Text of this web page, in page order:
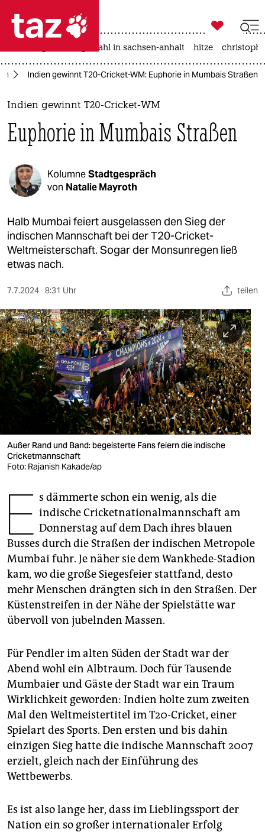
 taz zahl ich
taz zahl ich
themen
politik
öko
gesellschaft
kultur
sport
berlin
nord
wahrheit
verlag
verlag
veranstaltungen
fragen & hilfe
unterstützen
genossenschaft
epaper login

taz zahl ich
landtagswahl in sachsen-anhalt hitze
Indien gewinnt T20-Cricket-WM: Euphorie in Mumbais Straßen
Indien gewinnt T20-Cricket-WM
Euphorie in Mumbais Straßen
KolumneStadtgespräch
von Natalie Mayroth
Halb Mumbai feiert ausgelassen den Sieg der
indischen Mannschaft bei der T20-Cricket-
Weltmeisterschaft. Sogar der Monsunregen ließ
etwas nach.
7.7.2024 8:31 Uhr teilen
Außer Rand und Band: begeisterte Fans feiern die indische
Cricketmannschaft
Foto: Rajanish Kakade/ap
E s dämmerte schon ein wenig, als die
indische Cricket­nationalmannschaft am
Donnerstag auf dem Dach ihres blauen
Busses durch die Straßen der indischen Metropole
Mumbai fuhr. Je näher sie dem Wankhede-Stadion
kam, wo die große Siegesfeier stattfand, desto
mehr Menschen drängten sich in den Straßen. Der
Küstenstreifen in der Nähe der Spielstätte war
übervoll von jubelnden Massen.
Für Pendler im alten Süden der Stadt war der
Abend wohl ein Albtraum. Doch für Tausende
Mumbaier und Gäste der Stadt war ein Traum
Wirklichkeit geworden: Indien holte zum zweiten
Mal den Weltmeistertitel im T20-Cricket, einer
Spielart des Sports. Den ersten und bis dahin
einzigen Sieg hatte die indische Mannschaft 2007
erzielt, gleich nach der Einführung des
Wettbewerbs.
Es ist also lange her, dass im Lieblingssport der
Nation ein so großer internationaler Erfolg